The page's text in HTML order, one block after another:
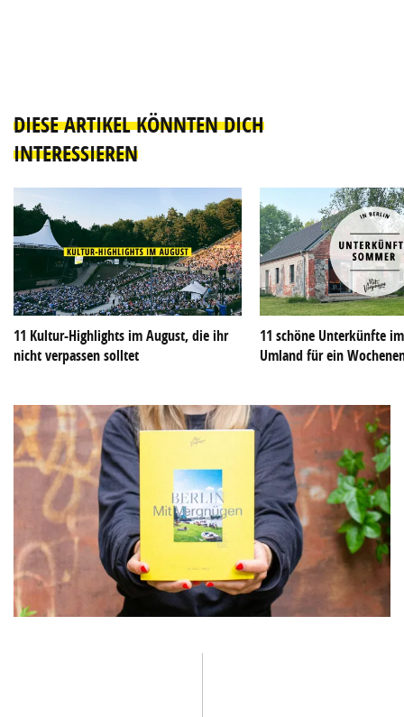
DIESE ARTIKEL KÖNNTEN DICH
INTERESSIEREN
11 Kultur-Highlights im August, die ihr
nicht verpassen solltet
11 schöne Unterkünfte
Umland für ein